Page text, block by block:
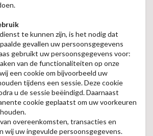
te kunnen zijn, is het nodig dat
gevallen uw persoonsgegevens
gebruikt uw persoonsgegevens voor:
van de functionaliteiten op onze
een cookie om bijvoorbeeld uw
tijdens een sessie. Deze cookie
u de sessie beëindigd. Daarnaast
cookie geplaatst om uw voorkeuren
overeenkomsten, transacties en
wij uw ingevulde persoonsgegevens.